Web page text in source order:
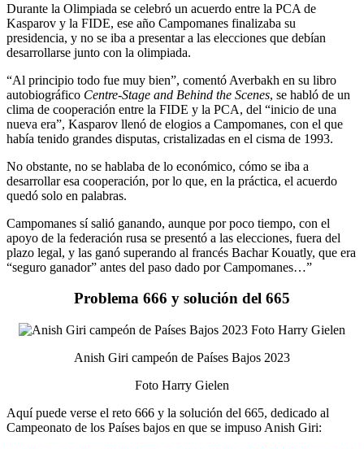
Durante la Olimpiada se celebró un acuerdo entre la PCA de
Kasparov y la FIDE, ese año Campomanes finalizaba su
presidencia, y no se iba a presentar a las elecciones que debían
desarrollarse junto con la olimpiada.
“Al principio todo fue muy bien”, comentó Averbakh en su libro
autobiográfico Centre-Stage and Behind the Scenes, se habló de un
clima de cooperación entre la FIDE y la PCA, del “inicio de una
nueva era”, Kasparov llenó de elogios a Campomanes, con el que
había tenido grandes disputas, cristalizadas en el cisma de 1993.
No obstante, no se hablaba de lo económico, cómo se iba a
desarrollar esa cooperación, por lo que, en la práctica, el acuerdo
quedó solo en palabras.
Campomanes sí salió ganando, aunque por poco tiempo, con el
apoyo de la federación rusa se presentó a las elecciones, fuera del
plazo legal, y las ganó superando al francés Bachar Kouatly, que era
“seguro ganador” antes del paso dado por Campomanes…”
Problema 666 y solución del 665
Anish Giri campeón de Países Bajos 2023
Foto Harry Gielen
Aquí puede verse el reto 666 y la solución del 665, dedicado al
Campeonato de los Países bajos en que se impuso Anish Giri: